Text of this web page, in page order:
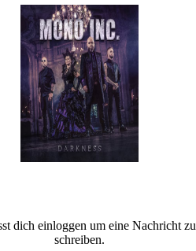
dich einloggen um eine Nachricht zu
schreiben.